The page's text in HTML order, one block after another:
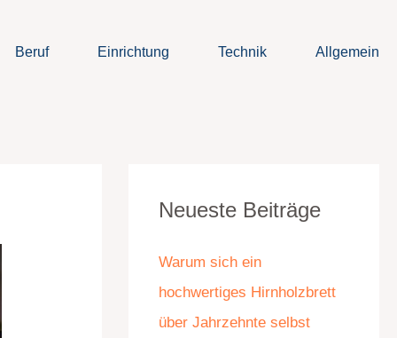
Beruf Einrichtung Technik Allgemein
Neueste Beiträge
Warum sich ein
hochwertiges Hirnholzbrett
über Jahrzehnte selbst
a
e
g
o
r
h
i
v